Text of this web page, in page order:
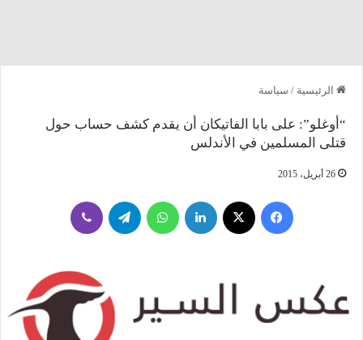
الرئيسية / سياسة
“أوغلو”: على بابا الفاتيكان أن يقدم كشف حساب حول
قتلى المسلمين في الأندلس
26 أبريل، 2015
فيسبوك لينكدإن واتساب تيلقرام